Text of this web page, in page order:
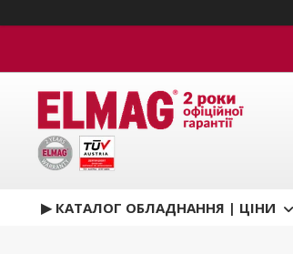
▶ КАТАЛОГ ОБЛАДНАННЯ | ЦІНИ